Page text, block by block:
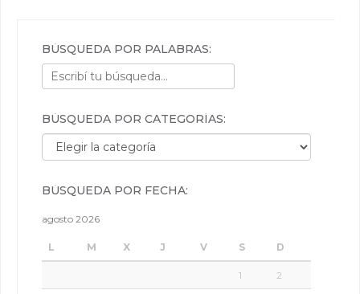
BÚSQUEDA POR PALABRAS:
BÚSQUEDA POR CATEGORÍAS:
Búsqueda por categorías:
BÚSQUEDA POR FECHA:
agosto 2026
L M X J V S D
1 2